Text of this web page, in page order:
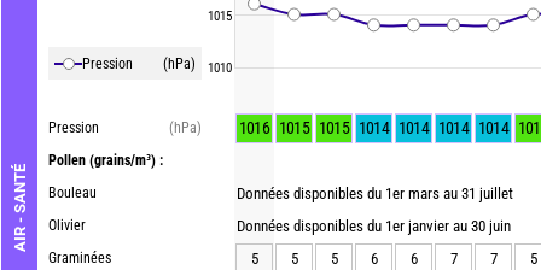
AIR - SANTÉ
Pression (hPa)
Pression
(hPa)
Pollen (grains/m³) :
Bouleau
Olivier
Graminées
1015
1010
1016 1015 1015 1014 1014 1014 1014
Données disponibles du 1er mars au 31 juillet
Données disponibles du 1er janvier au 30 juin
5
5 5 6 6 7 7
5